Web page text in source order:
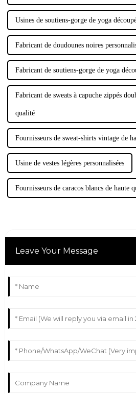
Usines de soutiens-gorge de yoga
Fabricant de doudounes noires
Fabricant de soutiens-gorge de yoga
Fabricant de sweats à capuche zippés
qualité
Fournisseurs de sweat-shirts vintage de
Usine de vestes légères personnalisées
Fournisseurs de caracos blancs de haute
Leave Your Message